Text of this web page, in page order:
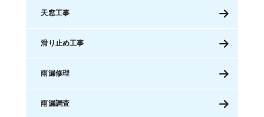
天窓工事
滑り止め工事
雨漏修理
雨漏調査